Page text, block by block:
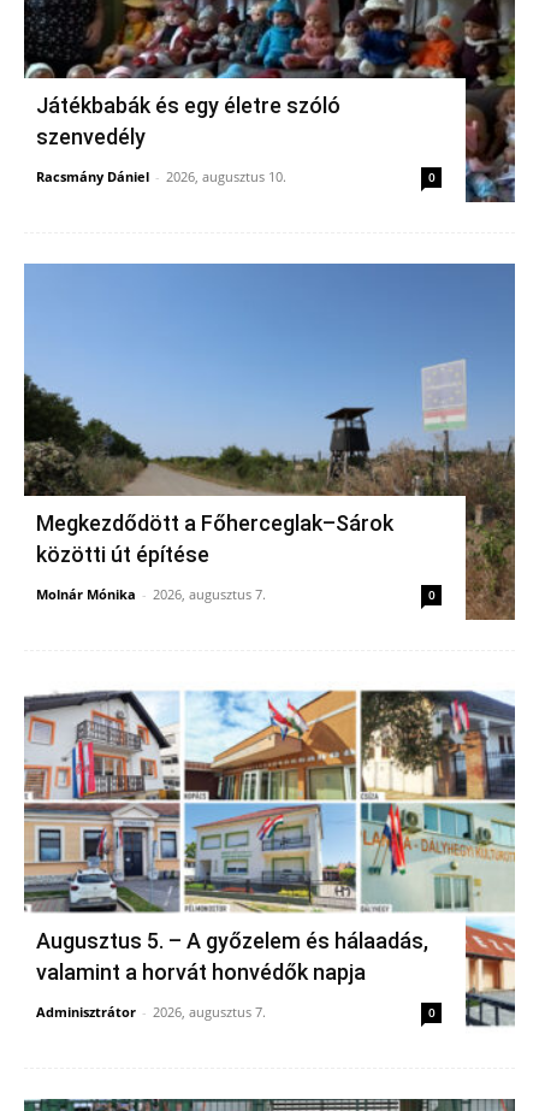
Játékbabák és egy életre szóló
szenvedély
Racsmány Dániel - 2026, augusztus 10. 0
Megkezdődött a Főherceglak–Sárok
közötti út építése
Molnár Mónika - 2026, augusztus 7. 0
Augusztus 5. – A győzelem és hálaadás,
valamint a horvát honvédők napja
Adminisztrátor - 2026, augusztus 7. 0